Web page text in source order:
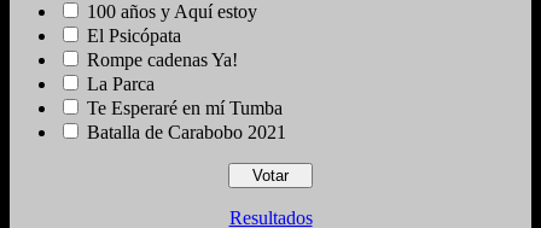
100 años y Aquí estoy
El Psicópata
Rompe cadenas Ya!
La Parca
Te Esperaré en mí Tumba
Batalla de Carabobo 2021
Resultados